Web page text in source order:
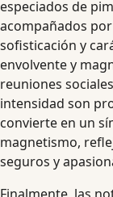
especiados de
acompañados
sofisticación y
envolvente y
reuniones
intensidad son
convierte en un
magnetismo,
seguros y